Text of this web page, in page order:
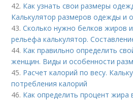
42. Как узнать свои размеры
Калькулятор размеров одежды и
43.Сколько нужно белков жиров
рельефа калькулятор.
44. Как правильно определить
женщин. Виды и особенности
45. Расчет калорий по весу.
потребления калорий
46. Как определить процент жира